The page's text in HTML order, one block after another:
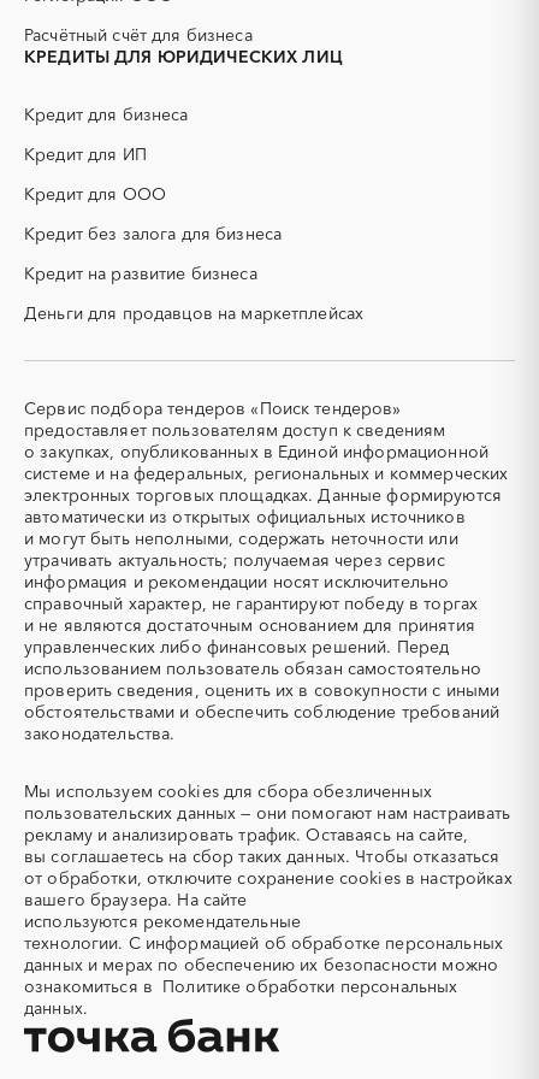
ЖБИ
ИБП
КИП (контрольно-
КТП
ОКР (опытно-
конструкторские работы)
ПГС (песчано-гравийная
смесь)
СВО
СКС (структурированные
СКУД
СОЖ (смазочно-
ТЭН
(Теплоэлектронагреватель)
УДС (установки
депарафинизации скважин)
УКПГ
ЯТЭК
Аварийные работы
Авиаперевозка
Авиационные работы
Авиационные работы
вертолетами
Автобус
Автовозы
Автогрейдер
Автозапчасти
Автоматизация
Автомобили
Автомобильные весы
Авторский надзор
Автотранспорт
Автоцистерны пожарные
Адсорбенты
Акварель
Аквариумы
Аккумуляторы
Алкогольная продукция
Алмазное бурение
Алмазная резка
Алюминиевые
конструкции
Алюминий
Аммоний
Ангар
Антенны
Антискалант
Аппараты воздушного
Волгоградская область
Вологодская область
Еврейская AО
Калининградская область
Карачаево-Черкесская
республика
Кузбасс
Краснодарский край
Красноярский край
Крым
Курганская область
Курская область
Ленинградская область
Липецкая область
Магаданская область
Марий Эл
Мордовия
Московская область
Мурманская область
Ненецкий AО
Нижегородская область
Новгородская область
Новосибирская область
Омская область
Оренбургская область
Орловская область
Пензенская область
Пермский край
Рязанская область
Самарская область
Саратовская область
Сахалинская область
Свердловская область
Северная Осетия - Алания
Смоленская область
Ставропольский край
Тамбовская область
Татарстан
Тверская область
Томская область
Тульская область
Тыва
Тюменская область
Ульяновская область
Расчётный счёт для бизнеса
КРЕДИТЫ ДЛЯ ЮРИДИЧЕСКИХ ЛИЦ
Кредит для бизнеса
Кредит для ИП
Кредит для ООО
Кредит без залога для бизнеса
Кредит на развитие бизнеса
Деньги для продавцов на маркетплейсах
Сервис подбора тендеров «Поиск тендеров»
предоставляет пользователям доступ к сведениям
о закупках, опубликованных в Единой информационной
системе и на федеральных, региональных и коммерческих
электронных торговых площадках. Данные формируются
автоматически из открытых официальных источников
и могут быть неполными, содержать неточности или
утрачивать актуальность; получаемая через сервис
информация и рекомендации носят исключительно
справочный характер, не гарантируют победу в торгах
и не являются достаточным основанием для принятия
управленческих либо финансовых решений. Перед
использованием пользователь обязан самостоятельно
проверить сведения, оценить их в совокупности с иными
обстоятельствами и обеспечить соблюдение требований
законодательства.
Мы используем cookies для сбора обезличенных
пользовательских данных — они помогают нам настраивать
рекламу и анализировать трафик. Оставаясь на сайте,
вы соглашаетесь на сбор таких данных. Чтобы отказаться
от обработки, отключите сохранение cookies в настройках
вашего браузера. На сайте
используются рекомендательные
технологии. С информацией об обработке персональных
данных и мерах по обеспечению их безопасности можно
ознакомиться в Политике обработки персональных
данных.